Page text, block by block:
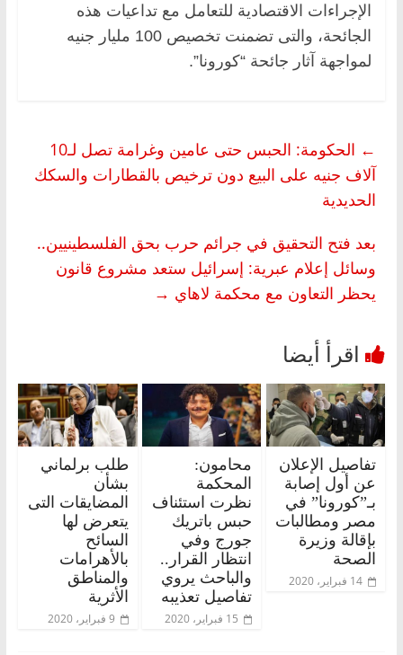
الإجراءات الاقتصادية للتعامل مع تداعيات هذه
الجائحة، والتى تضمنت تخصيص 100 مليار جنيه
لمواجهة آثار جائحة “كورونا”.
←
الحكومة: الحبس حتى عامين وغرامة تصل لـ10
آلاف جنيه على البيع دون ترخيص بالقطارات والسكك
الحديدية
بعد فتح التحقيق في جرائم حرب بحق الفلسطينيين..
وسائل إعلام عبرية: إسرائيل ستعد مشروع قانون
يحظر التعاون مع محكمة لاهاي →
تفاصيل الإعلان
عن أول إصابة
بـ”كورونا” في
مصر ومطالبات
بإقالة وزيرة
الصحة
14 فبراير، 2020
محامون:
المحكمة
نظرت استئناف
حبس باتريك
جورج وفي
انتظار القرار..
والباحث يروي
تفاصيل تعذيبه
15 فبراير، 2020
طلب برلماني
بشأن
المضايقات التى
يتعرض لها
السائح
بالأهرامات
والمناطق
الأثرية
9 فبراير، 2020